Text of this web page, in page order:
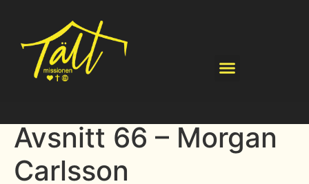
Avsnitt 66 – Morgan
Carlsson